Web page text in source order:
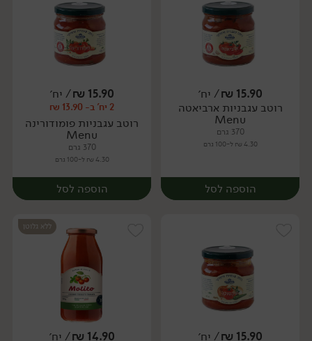
יח׳ יח׳
15.90
₪/ יח׳
רוטב עגבניות ארביאטה
Menu
370 גרם
4.30 ₪ ל-100 גרם
הוספה לסל
15.90
₪/ יח׳
2 יח' ב- 13.90 ₪
רוטב עגבניות פומודורינה
Menu
370 גרם
4.30 ₪ ל-100 גרם
הוספה לסל
15.90
₪/ יח׳
ללא גלוטן
14.90
₪/ יח׳